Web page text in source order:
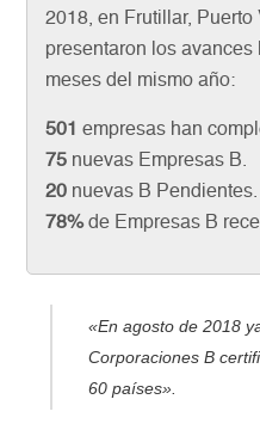
2018, en Frutillar,
presentaron los
meses del mismo año:
501 empresas han
75 nuevas Empresas B.
20 nuevas B Pendientes.
78%de Empresas B
«En agosto de 2018
Corporaciones B
60 países».